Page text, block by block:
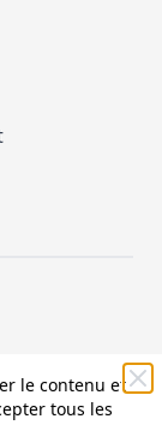
le contenu et
tous les